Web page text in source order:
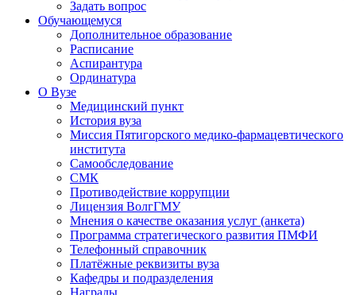
Задать вопрос
Обучающемуся
Дополнительное образование
Расписание
Аспирантура
Ординатура
О Вузе
Медицинский пункт
История вуза
Миссия Пятигорского медико-фармацевтического
института
Самообследование
СМК
Противодействие коррупции
Лицензия ВолгГМУ
Мнения о качестве оказания услуг (анкета)
Программа стратегического развития ПМФИ
Телефонный справочник
Платёжные реквизиты вуза
Кафедры и подразделения
Награды